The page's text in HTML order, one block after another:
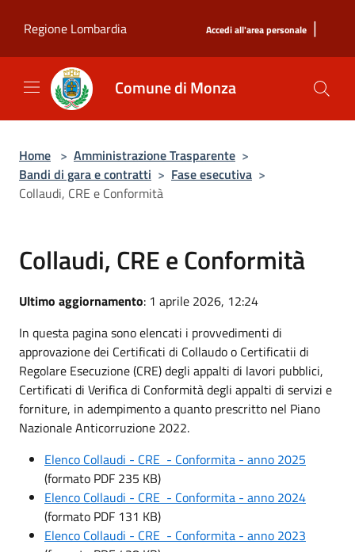
Regione Lombardia
Accedi all'area personale |
Comune di Monza
Home > Amministrazione Trasparente >
Bandi di gara e contratti > Fase esecutiva >
Collaudi, CRE e Conformità
Collaudi, CRE e Conformità
Ultimo aggiornamento: 1 aprile 2026, 12:24
In questa pagina sono elencati i provvedimenti di
approvazione dei Certificati di Collaudo o Certificatii di
Regolare Esecuzione (CRE) degli appalti di lavori pubblici,
Certificati di Verifica di Conformità degli appalti di servizi e
forniture, in adempimento a quanto prescritto nel Piano
Nazionale Anticorruzione 2022.
Elenco Collaudi - CRE - Conformita - anno 2025
(formato PDF 235 KB)
Elenco Collaudi - CRE - Conformita - anno 2024
(formato PDF 131 KB)
Elenco Collaudi - CRE - Conformita - anno 2023